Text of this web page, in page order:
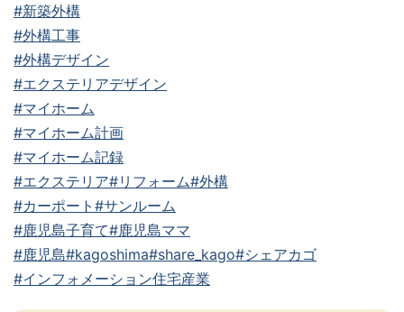
#新築外構
#外構工事
#外構デザイン
#エクステリアデザイン
#マイホーム
#マイホーム計画
#マイホーム記録
#エクステリア#リフォーム#外構
#カーポート #サンルーム
#鹿児島子育て#鹿児島ママ
#鹿児島#kagoshima#share_kago#シェアカゴ
#インフォメーション住宅産業